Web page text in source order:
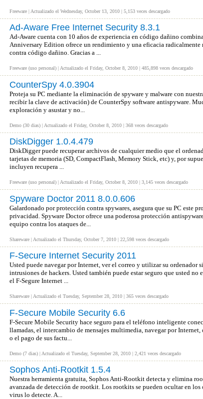
Freeware | Actualizado el Wednesday, October 13, 2010 | 5,153 veces descargado
Ad-Aware Free Internet Security 8.3.1
Ad-Aware cuenta con 10 años de experiencia en código dañino
Anniversary Edition ofrece un rendimiento y una eficacia
contra código dañino. Gracias a ...
Freeware (uso personal) | Actualizado el Friday, October 8, 2010 | 485,898 veces descargado
CounterSpy 4.0.3904
Proteja su PC mediante la eliminación de spyware y malware con
recibir la clave de activación) de CounterSpy software antispyware.
exploración y asustar y no...
Demo (30 dias) | Actualizado el Friday, October 8, 2010 | 368 veces descargado
DiskDigger 1.0.4.479
DiskDigger puede recuperar archivos de cualquier medio que el
tarjetas de memoria (SD, CompactFlash, Memory Stick, etc) y, por
incluyen recupera ...
Freeware (uso personal) | Actualizado el Friday, October 8, 2010 | 3,145 veces descargado
Spyware Doctor 2011 8.0.0.606
Galardonado por protección contra spywares, asegura que su PC este
privacidad. Spyware Doctor ofrece una poderosa protección
equipo contra los ataques de...
Shareware | Actualizado el Thursday, October 7, 2010 | 22,598 veces descargado
F-Secure Internet Security 2011
Usted puede navegar por Internet, ver el correo y utilizar su ordenador
intrusiones de hackers. Usted también puede estar seguro que usted
el F-Segure Internet ...
Shareware | Actualizado el Tuesday, September 28, 2010 | 365 veces descargado
F-Secure Mobile Security 6.6
F-Secure Mobile Security hace seguro para el teléfono inteligente
llamadas, el intercambio de mensajes multimedia, navegar por
o el pago de sus factu...
Demo (7 dias) | Actualizado el Tuesday, September 28, 2010 | 2,421 veces descargado
Sophos Anti-Rootkit 1.5.4
Nuestra herramienta gratuita, Sophos Anti-Rootkit detecta y elimina
avanzada de detección de rootkit. Los rootkits se pueden ocultar en
virus lo detecte. A...